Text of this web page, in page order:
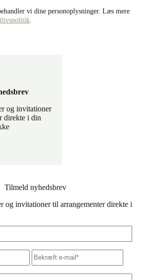
vi dine personoplysninger. Læs mere
og invitationer
direkte i din
Tilmeld nyhedsbrev
og invitationer til arrangementer direkte i
Skriv
e-